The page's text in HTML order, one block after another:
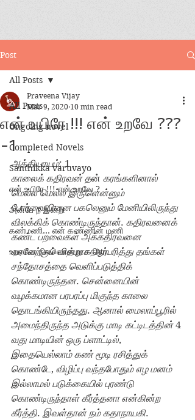
Post
All Posts
Ongoing novel
Completed Novels
Santhikka varuvayo
என் உயிரே !!! என் உறவே ?
அன்பே நீ இன்றி
கண்மணி... என் கண்ணின் மணி
உறவான நிலவொன்று சதிராட
All Posts
என் உயிரே !!! என் உறவே ???
-1
Praveena Vijay
Mar 9, 2020 10 min read
அத்தியாயம்: 1
காலைக் கதிரவன் தன் கரங்களினால்
மெல்ல மெல்ல இருளென்னும்
போர்வையினை பகலெனும் மேனியிலிருந்து
விலக்கிக் கொண்டிருந்தான். கதிரவனைக்
கண்ட பறவைகள் அக்கதிரவனை
வரவேற்கும் விதமாக ஆர்பரித்து தங்கள்
சந்தோசத்தை வெளிப்படுத்திக்
கொண்டிருந்தன. சென்னையின்
வழக்கமான பரபரப்பு மிகுந்த காலை
தொடங்கியிருந்தது. ஆனால் மைலாப்பூரில்
அமைந்திருந்த அடுக்கு மாடி கட்டிடத்தின் 4
வது மாடியின் ஒரு ப்ளாட்டில்,
இதையெல்லாம் கண் மூடி ரசித்துக்
கொண்டே, விழிப்பு வந்தபோதும் எழ மனம்
இல்லாமல் படுக்கையில் புரண்டு
கொண்டிருந்தாள் கீர்த்தனா என்கின்ற
கீர்த்தி. இவள்தான் நம் கதாநாயகி.